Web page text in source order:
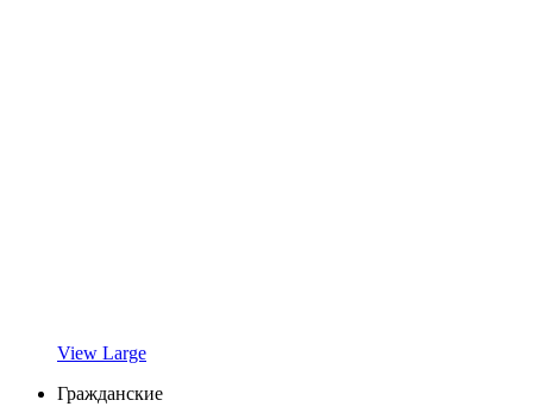
View Large
Гражданские